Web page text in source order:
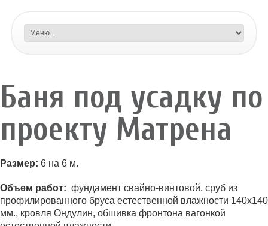
Баня под усадку по
проекту Матрена
Размер: 6 на 6 м.
Объем работ: фундамент свайно-винтовой, сруб из
профилированного бруса естественной влажности 140х140
мм., кровля Ондулин, обшивка фронтона вагонкой